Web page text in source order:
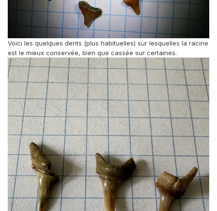
Voici les quelques dents (plus habituelles) sur lesquelles la racine
est le mieux conservée, bien que cassée sur certaines.